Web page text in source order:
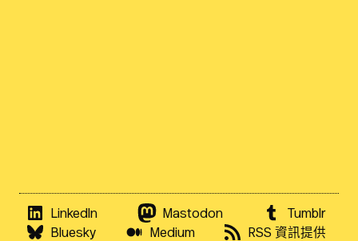
LinkedIn Mastodon
Tumblr
Bluesky
Medium RSS 資訊提供